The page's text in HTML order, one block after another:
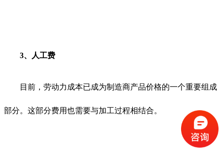
3、人工费
目前，劳动力成本已成为制造商产品价格的一个重要组成
部分。这部分费用也需要与加工过程相结合。